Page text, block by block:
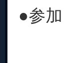
●参
7/